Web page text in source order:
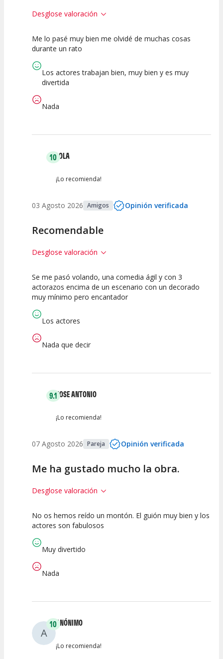
Desglose valoración
10
Espectáculo
10
Escena
10
artística
Me lo pasé muy bien me olvidé de muchas cosas
durante un rato
Los actores trabajan bien, muy bien y es muy
divertida
Nada
10LOLA
¡Lo recomienda!
03 Agosto 2026 Amigos Opinión verificada
Recomendable
Desglose valoración
10
Calidad del
10
Puesta en
10
Interpretación
Se me pasó volando, una comedia ágil y con 3
actorazos encima de un escenario con un decorado
muy mínimo pero encantador
Los actores
Nada que decir
9.1JOSE ANTONIO
¡Lo recomienda!
07 Agosto 2026 Pareja Opinión verificada
Me ha gustado mucho la obra.
Desglose valoración
7.5
Espectáculo
10 10
No os hemos reído un montón. El guión muy bien y los
actores son fabulosos
Muy divertido
Nada
A
10ANÓNIMO
¡Lo recomienda!